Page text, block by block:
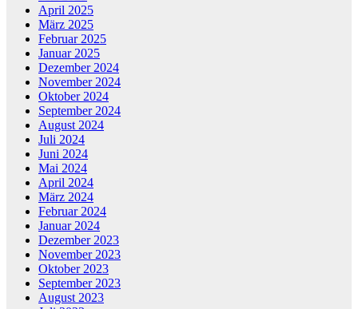
April 2025
März 2025
Februar 2025
Januar 2025
Dezember 2024
November 2024
Oktober 2024
September 2024
August 2024
Juli 2024
Juni 2024
Mai 2024
April 2024
März 2024
Februar 2024
Januar 2024
Dezember 2023
November 2023
Oktober 2023
September 2023
August 2023